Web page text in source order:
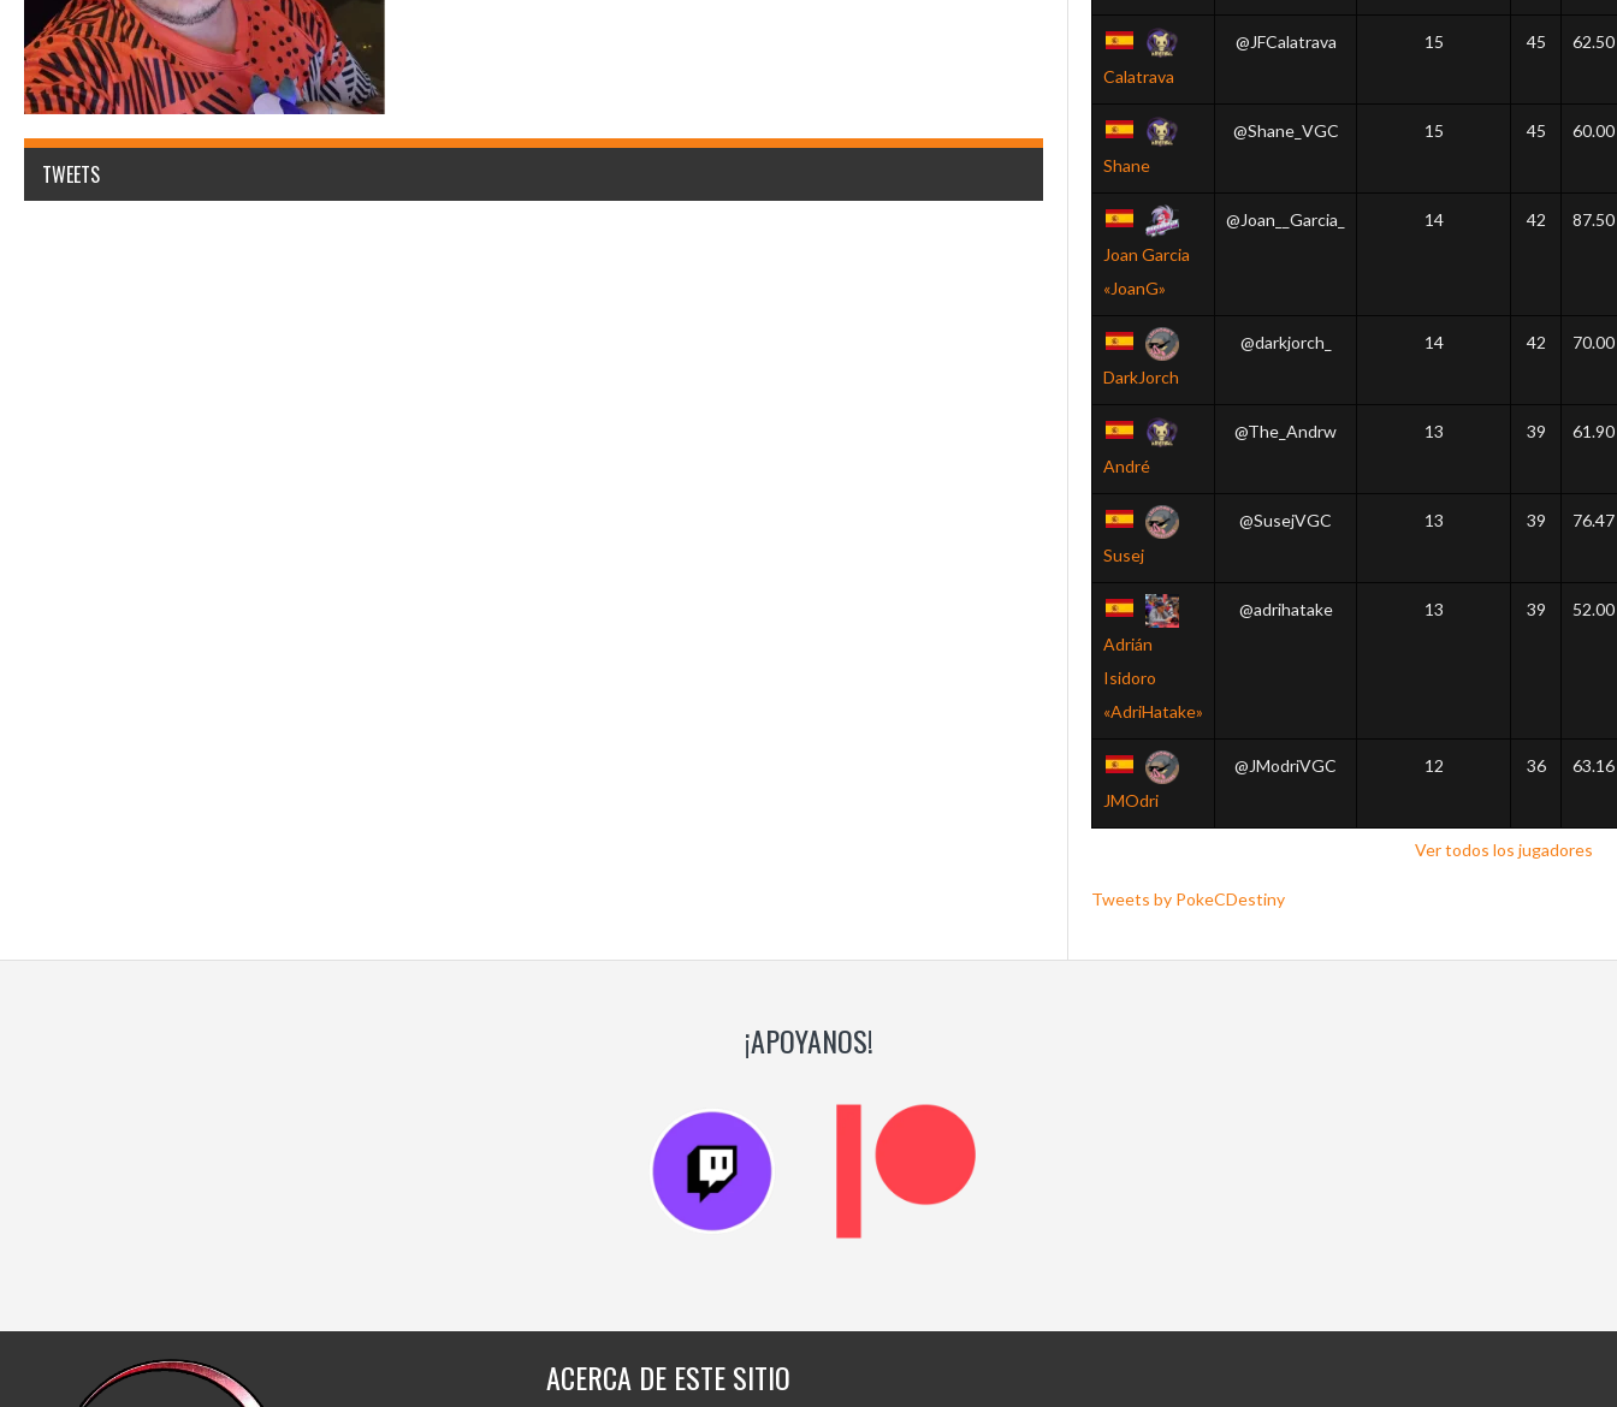
TWEETS
Calatrava
@JFCalatrava 15 45 62.50
Shane
@Shane_VGC 15 45 60.00
Joan Garcia
«JoanG»
@Joan__Garcia_ 14 42 87.50
DarkJorch
@darkjorch_ 14 42 70.00
André
@The_Andrw 13 39 61.90
Susej
@SusejVGC 13 39 76.47
Adrián
Isidoro
«AdriHatake»
@adrihatake 13 39 52.00
JMOdri
@JModriVGC 12 36 63.16
Ver todos los jugadores
Tweets by PokeCDestiny
¡APOYANOS!
ACERCA DE ESTE SITIO